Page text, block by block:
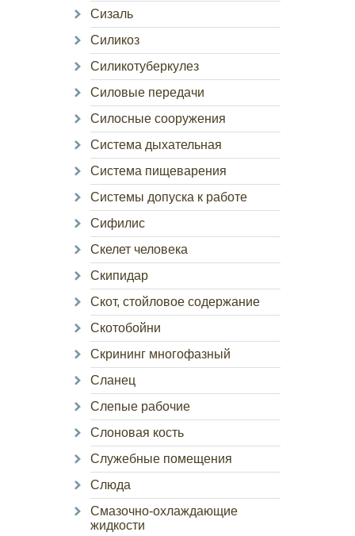
Сизаль
Силикоз
Силикотуберкулез
Силовые передачи
Силосные сооружения
Система дыхательная
Система пищеварения
Системы допуска к работе
Сифилис
Скелет человека
Скипидар
Скот, стойловое содержание
Скотобойни
Скрининг многофазный
Сланец
Слепые рабочие
Слоновая кость
Служебные помещения
Слюда
Смазочно-охлаждающие
жидкости